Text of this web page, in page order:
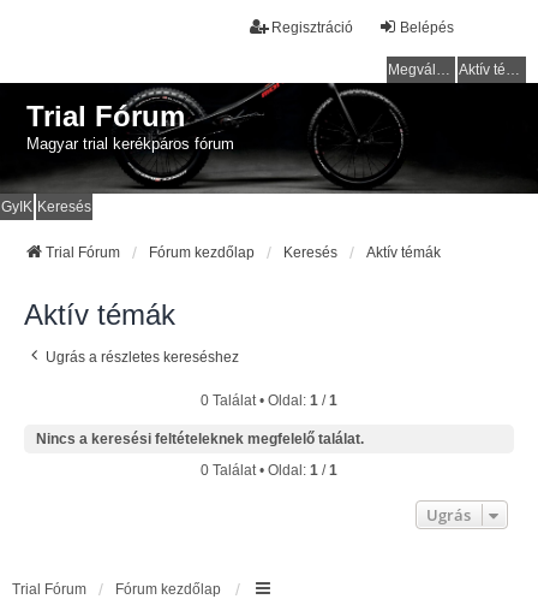
Belépés
Regisztráció
Megválaszolatlan témák Aktív témák
Trial Fórum
Magyar trial kerékpáros fórum
GyIK Keresés
Trial Fórum Fórum kezdőlap Keresés Aktív témák
Aktív témák
Ugrás a részletes kereséshez
0 Találat • Oldal: 1 /1
Nincs a keresési feltételeknek megfelelő találat.
0 Találat • Oldal: 1 /1
Ugrás
Trial Fórum Fórum kezdőlap